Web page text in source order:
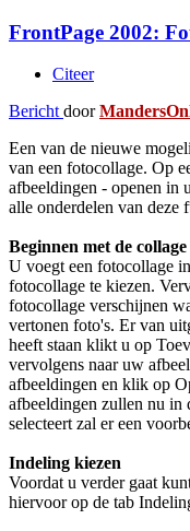
FrontPage 2002:
Citeer
Bericht door
Een van de nieuwe
van een fotocollage. Op
afbeeldingen - openen in
alle onderdelen van deze
Beginnen met de collage
U voegt een fotocollage
fotocollage te kiezen.
fotocollage verschijnen
vertonen foto's. Er van
heeft staan klikt u op
vervolgens naar uw
afbeeldingen en klik op
afbeeldingen zullen nu in
selecteert zal er een
Indeling kiezen
Voordat u verder gaat
hiervoor op de tab